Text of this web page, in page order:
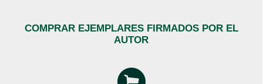
COMPRAR EJEMPLARES FIRMADOS POR EL
AUTOR